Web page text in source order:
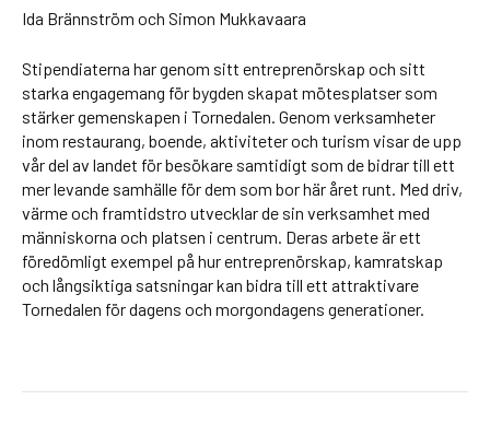
Ida Brännström och Simon Mukkavaara
Stipendiaterna har genom sitt entreprenörskap och sitt
starka engagemang för bygden skapat mötesplatser som
stärker gemenskapen i Tornedalen. Genom verksamheter
inom restaurang, boende, aktiviteter och turism visar de upp
vår del av landet för besökare samtidigt som de bidrar till ett
mer levande samhälle för dem som bor här året runt. Med driv,
värme och framtidstro utvecklar de sin verksamhet med
människorna och platsen i centrum. Deras arbete är ett
föredömligt exempel på hur entreprenörskap, kamratskap
och långsiktiga satsningar kan bidra till ett attraktivare
Tornedalen för dagens och morgondagens generationer.